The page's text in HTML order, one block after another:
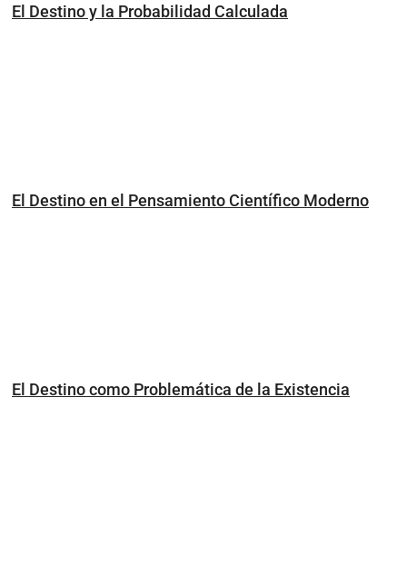
El Destino y la Probabilidad Calculada
El Destino en el Pensamiento Científico Moderno
El Destino como Problemática de la Existencia